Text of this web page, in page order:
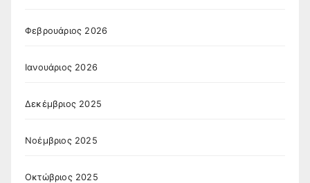
Φεβρουάριος 2026
Ιανουάριος 2026
Δεκέμβριος 2025
Νοέμβριος 2025
Οκτώβριος 2025